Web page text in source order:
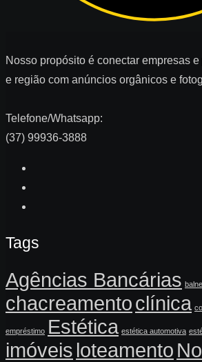
Nosso propósito é conectar empresas
e região com anúncios orgânicos e
Telefone/Whatsapp:
(37) 99936-3888
Tags
Agências Bancárias
chacreamentoclínica
empréstimo Estética estética automotiva
imóveis loteamento